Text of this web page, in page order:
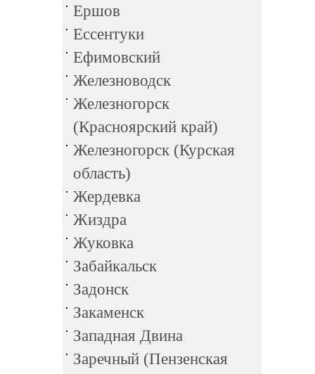
Ершов
Ессентуки
Ефимовский
Железноводск
Железногорск
(Красноярский край)
Железногорск (Курская
область)
Жердевка
Жиздра
Жуковка
Забайкальск
Задонск
Закаменск
Западная Двина
Заречный (Пензенская